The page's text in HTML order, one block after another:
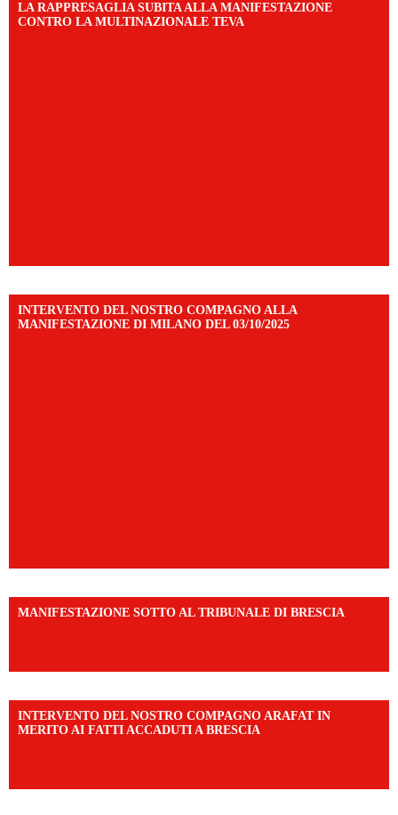
LA RAPPRESAGLIA SUBITA ALLA MANIFESTAZIONE
CONTRO LA MULTINAZIONALE TEVA
INTERVENTO DEL NOSTRO COMPAGNO ALLA
MANIFESTAZIONE DI MILANO DEL 03/10/2025
MANIFESTAZIONE SOTTO AL TRIBUNALE DI BRESCIA
INTERVENTO DEL NOSTRO COMPAGNO ARAFAT IN
MERITO AI FATTI ACCADUTI A BRESCIA